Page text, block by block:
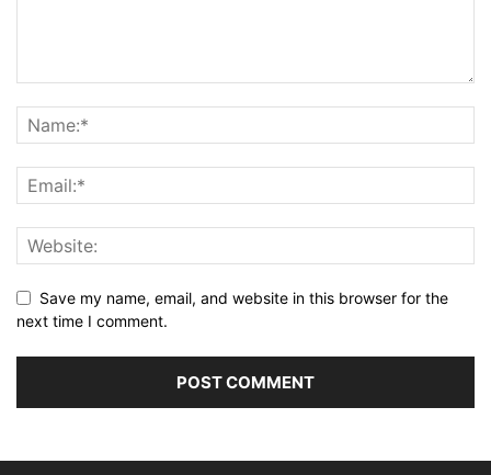
Save my name, email, and website in this browser for the
next time I comment.